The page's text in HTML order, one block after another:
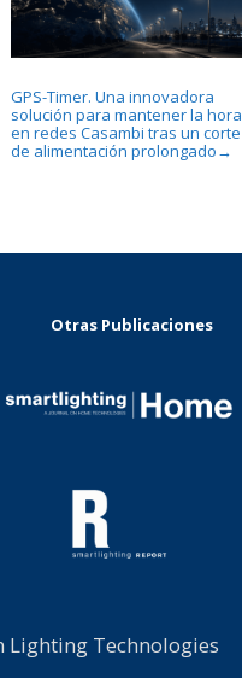
GPS-Timer. Una innovadora
solución para mantener la hora
en redes Casambi tras un corte
de alimentación prolongado →
Otras Publicaciones
Technologies